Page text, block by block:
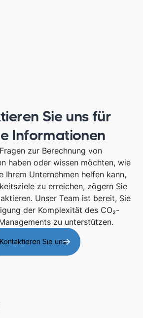
Sie uns für
Informationen
zur Berechnung von
haben oder wissen möchten, wie
Ihrem Unternehmen helfen kann,
zu erreichen, zögern Sie
Unser Team ist bereit, Sie
der Komplexität des CO₂-
zu unterstützen.
Kontaktieren Sie uns